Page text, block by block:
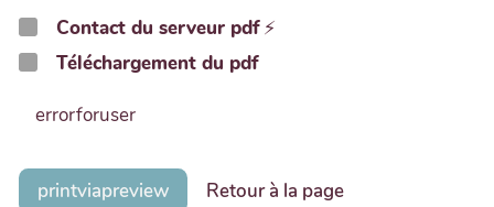
Contact du serveur pdf ⚡
Téléchargement du pdf
errorforuser
printviapreview Retour à la page